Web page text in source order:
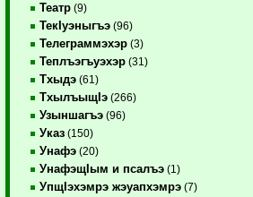
Театр (9)
ТекIуэныгъэ (96)
Телеграммэхэр (3)
Теплъэгъуэхэр (31)
Тхыдэ (61)
ТхылъыщIэ (266)
Узыншагъэ (96)
Указ (150)
Унафэ (20)
УнафэщIым и псалъэ (1)
УпщIэхэмрэ жэуапхэмрэ (7)